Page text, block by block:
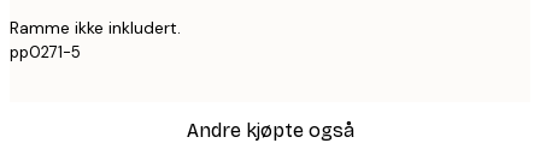
Ramme ikke inkludert.
pp0271-5
Andre kjøpte også